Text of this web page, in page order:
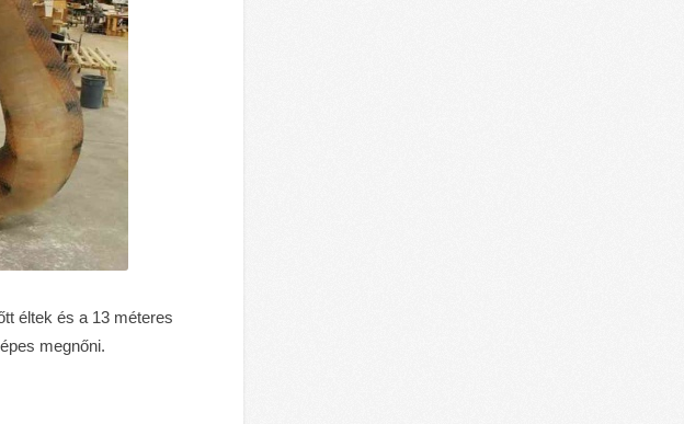
éltek és a 13 méteres
megnőni.